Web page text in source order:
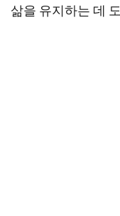
삶을 유지하는 데